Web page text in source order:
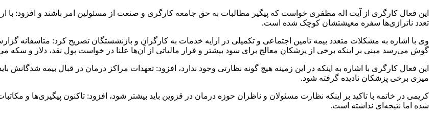
این فعال کارگری از آیت اله مظفری خواست که پیگیر مطالبات به حق جامعه کارگری و صنعت از مسئولین امر باشند و افزود:
تعدد ناترازی‌ها سفره معیشتشان کوچک شده است.
وی با اشاره به مشکلات متعدد بیمه تامین اجتماعی و تکمیلی در ارایه خدمات به کارگران و بازنشستگان تصریح کرد: متاسفانه
گوش می‌رسد مبنی بر اینکه برخی از پزشکان معالج برای سود بیشتر و فرار مالیاتی از آن‌ها علنا در خواست پول نقد، دلار و سکه
این فعال کارگری با اشاره به اینکه در این زمینه هیچ گونه نظارتی وجود ندارد، افزود: تعهدات مراکز درمان در قبال بیمه شدگانش
میزی برخی پزشکان نادیده گرفته شود.
کریمی در خاتمه با تاکید بر اینکه نظارت مسئولان و ناظران حوزه درمان در قزوین باید بیشتر شود، افزود: تاکنون پیگیری‌ها و
شده اما نتیجه‌ای نداشته است.